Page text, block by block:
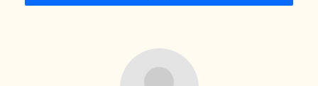
Itai Brun) في مقالته المنشورة